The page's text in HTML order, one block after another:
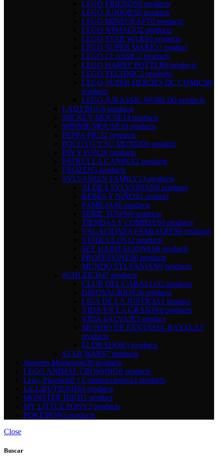
LEGO FRIENDS0 products
LEGO JUNIORS0 products
LEGO MINECRAFT0 products
LEGO NINJAGO2 products
LEGO STAR WARS0 products
LEGO SUPER MARIO1 product
LEGO CLASSIC2 products
LEGO HARRY POTTER0 products
LEGO TECHNIC2 products
LEGO SUPER HEROES DC COMICS0
products
LEGO JURASSIC WORLD0 products
LADYBUG8 products
MICKEY MOUSE14 products
MINNIE MOUSE10 products
PEPPA PIG32 products
POCOYO Y SU MUNDO1 product
PIN Y PON28 products
PATRULLA CANINA2 products
FROZEN3 products
SYLVANIAN FAMILY13 products
ALDEA SYLVANIAN0 products
BEBÉS Y NIÑOS1 product
FAMILIAS0 products
SERIE TOWN0 products
TIENDAS Y COMIDAS0 products
VACACIONES FAMLIARES0 products
VEHÍCULOS12 products
SET HABITACIONES0 products
PROFESIONES0 products
MUNDO SYLVANIAN0 products
SCHLEICH47 products
CLUB DEL CABALLO2 products
DINOSAURIOS26 products
LIGA DE LA JUSTICIA1 product
VIDA EN LA GRANJA0 products
VIDA SALVAJE1 product
MUNDO DE FANTASIA-BAYALA3
products
ELDRADOR3 products
STAR WARS7 products
Juguetes Montessori30 products
LEGO ANIMAL CROSSING0 products
Lego, Playmobil y Construcciones14 products
LILLIPUTIENDS0 products
MONSTER HIGH1 product
MY LITTLE PONY2 products
POKÉMON5 products
Close
Buscar